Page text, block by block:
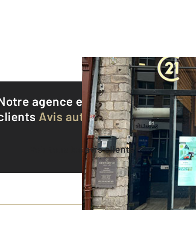
Notre agence est notée9,0/10
Avis authentifiés par
Voir tous les avis clients